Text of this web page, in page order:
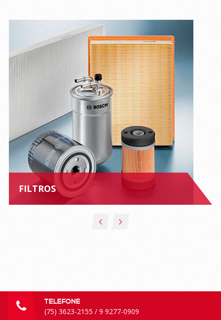
FILTROS
no veículo. Desde os sistemas de injeção, passando pelos
TELEFONE
(75) 3623-2155 / 9 9277-0909